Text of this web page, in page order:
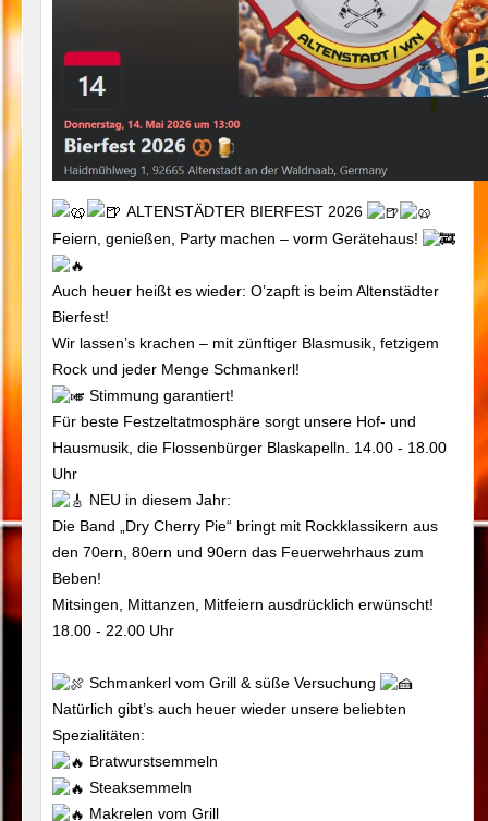
ALTENSTÄDTER BIERFEST 2026
Feiern, genießen, Party machen – vorm Gerätehaus!
Auch heuer heißt es wieder: O’zapft is beim Altenstädter
Bierfest!
Wir lassen’s krachen – mit zünftiger Blasmusik, fetzigem
Rock und jeder Menge Schmankerl!
Stimmung garantiert!
Für beste Festzeltatmosphäre sorgt unsere Hof- und
Hausmusik, die Flossenbürger Blaskapelln. 14.00 - 18.00
Uhr
NEU in diesem Jahr:
Die Band „Dry Cherry Pie“ bringt mit Rockklassikern aus
den 70ern, 80ern und 90ern das Feuerwehrhaus zum
Beben!
Mitsingen, Mittanzen, Mitfeiern ausdrücklich erwünscht!
18.00 - 22.00 Uhr
Schmankerl vom Grill & süße Versuchung
Natürlich gibt’s auch heuer wieder unsere beliebten
Spezialitäten:
Bratwurstsemmeln
Steaksemmeln
Makrelen vom Grill